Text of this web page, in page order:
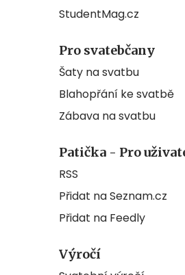
StudentMag.cz
Pro svatebčany
Šaty na svatbu
Blahopřání ke svatbě
Zábava na svatbu
Patička - Pro
RSS
Přidat na Seznam.cz
Přidat na Feedly
Výročí